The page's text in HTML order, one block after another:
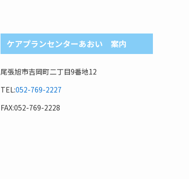
ケアプランセンターあおい 案内
尾張旭市吉岡町二丁目9番地12
TEL:052-769-2227
FAX:052-769-2228